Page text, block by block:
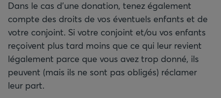
Dans le cas d’une donation, tenez également
compte des droits de vos éventuels enfants et de
votre conjoint. Si votre conjoint et/ou vos enfants
reçoivent plus tard moins que ce qui leur revient
légalement parce que vous avez trop donné, ils
peuvent (mais ils ne sont pas obligés) réclamer
leur part.